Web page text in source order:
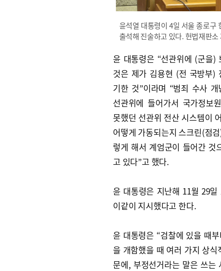
윤석열 대통령이 4일 서울 종로구
출석해 진술하고 있다. 헌법재판소
윤 대통령은 “선관위에 (군을)
것은 제가 김용현 (전 국방부)
기한 것”이라며 “범죄 수사
선관위에 들어가서 국가정보
못했던 선관위 전산 시스템이
어떻게 가동되는지 스크린(점
렇게 해서 계엄군이 들어간 것
고 있다”고 했다.
윤 대통령은 지난해 11월 29
이같이 지시했다고 한다.
윤 대통령은 “검찰에 있을 때
을 개함했을 때 여러 가지 상
문에, 부정선거라는 말은 쓰는